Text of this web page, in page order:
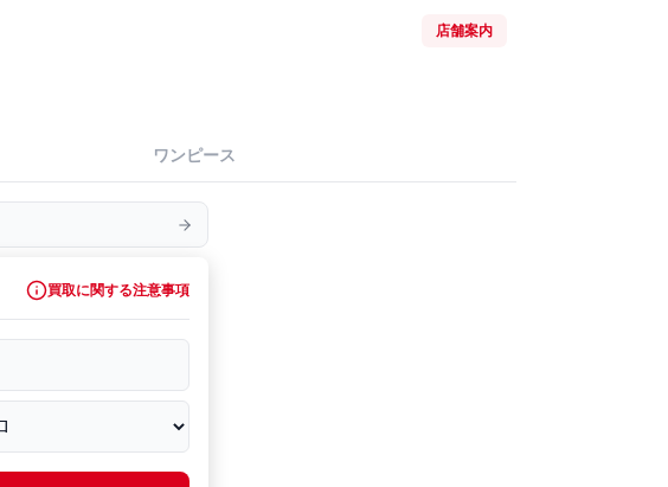
店舗案内
ワンピース
買取に関する注意事項